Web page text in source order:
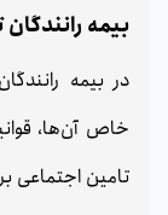
بیمه
در بیمه
خاص آن‌ها،
تامین اجتماعی